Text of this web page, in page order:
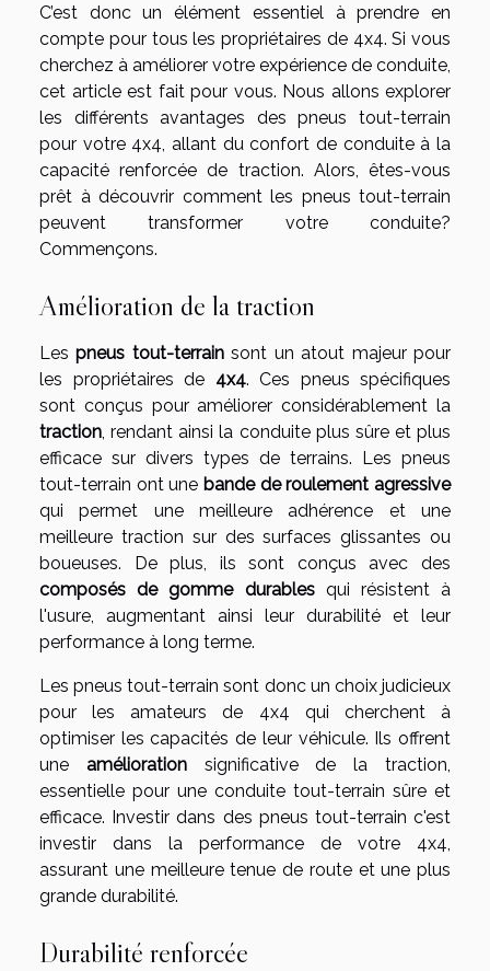
C’est donc un élément essentiel à prendre en
compte pour tous les propriétaires de 4x4. Si vous
cherchez à améliorer votre expérience de conduite,
cet article est fait pour vous. Nous allons explorer
les différents avantages des pneus tout-terrain
pour votre 4x4, allant du confort de conduite à la
capacité renforcée de traction. Alors, êtes-vous
prêt à découvrir comment les pneus tout-terrain
peuvent transformer votre conduite?
Commençons.
Amélioration de la traction
Lespneus tout-terrainsont un atout majeur pour
les propriétaires de 4x4. Ces pneus spécifiques
sont conçus pour améliorer considérablement la
traction , rendant ainsi la conduite plus sûre et plus
efficace sur divers types de terrains. Les pneus
tout-terrain ont une bande de roulement agressive
qui permet une meilleure adhérence et une
meilleure traction sur des surfaces glissantes ou
boueuses. De plus, ils sont conçus avec des
composés de gomme durablesqui résistent à
l'usure, augmentant ainsi leur durabilité et leur
performance à long terme.
Les pneus tout-terrain sont donc un choix judicieux
pour les amateurs de 4x4 qui cherchent à
optimiser les capacités de leur véhicule. Ils offrent
une améliorationsignificative de la traction,
essentielle pour une conduite tout-terrain sûre et
efficace. Investir dans des pneus tout-terrain c'est
investir dans la performance de votre 4x4,
assurant une meilleure tenue de route et une plus
grande durabilité.
Durabilité renforcée